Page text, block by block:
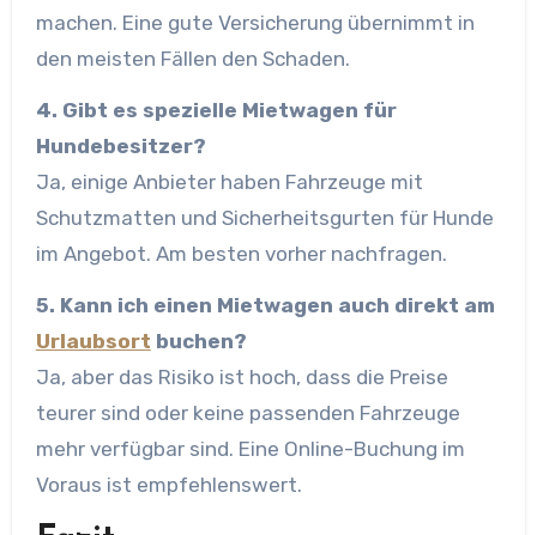
machen. Eine gute Versicherung übernimmt in
den meisten Fällen den Schaden.
4. Gibt es spezielle Mietwagen für
Hundebesitzer?
Ja, einige Anbieter haben Fahrzeuge mit
Schutzmatten und Sicherheitsgurten für Hunde
im Angebot. Am besten vorher nachfragen.
5. Kann ich einen Mietwagen auch direkt am
Urlaubsort buchen?
Ja, aber das Risiko ist hoch, dass die Preise
teurer sind oder keine passenden Fahrzeuge
mehr verfügbar sind. Eine Online-Buchung im
Voraus ist empfehlenswert.